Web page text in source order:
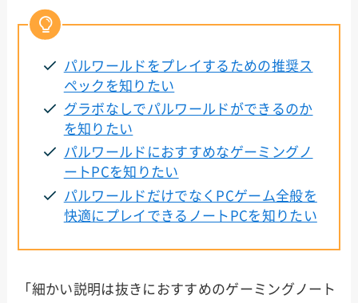
パルワールドをプレイするための推奨ス
ペックを知りたい
グラボなしでパルワールドができるのか
を知りたい
パルワールドにおすすめなゲーミングノ
ートPCを知りたい
パルワールドだけでなくPCゲーム全般を
快適にプレイできるノートPCを知りたい
「細かい説明は抜きにおすすめのゲーミングノート